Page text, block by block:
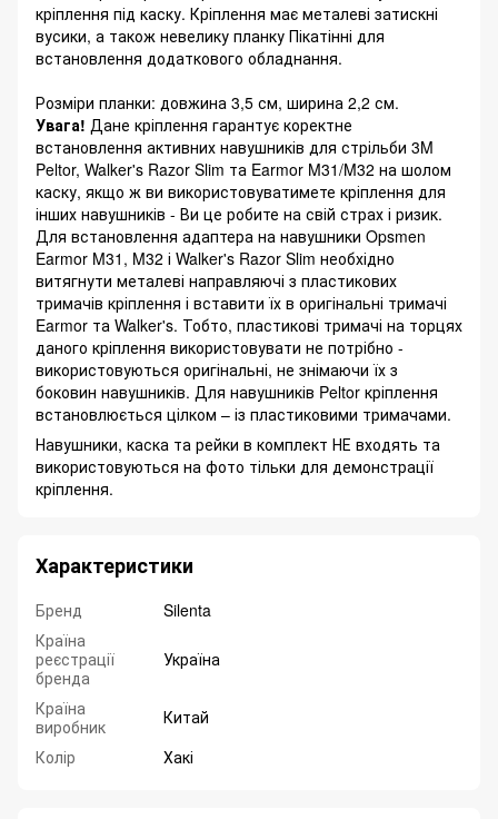
кріплення під каску. Кріплення має металеві затискні
вусики, а також невелику планку Пікатінні для
встановлення додаткового обладнання.
Розміри планки: довжина 3,5 см, ширина 2,2 см.
Увага! Дане кріплення гарантує коректне
встановлення активних навушників для стрільби 3M
Peltor, Walker's Razor Slim та Earmor M31/M32 на шолом
каску, якщо ж ви використовуватимете кріплення для
інших навушників - Ви це робите на свій страх і ризик.
Для встановлення адаптера на навушники Opsmen
Earmor M31, M32 і Walker's Razor Slim необхідно
витягнути металеві направляючі з пластикових
тримачів кріплення і вставити їх в оригінальні тримачі
Earmor та Walker's. Тобто, пластикові тримачі на торцях
даного кріплення використовувати не потрібно -
використовуються оригінальні, не знімаючи їх з
боковин навушників. Для навушників Peltor кріплення
встановлюється цілком – із пластиковими тримачами.
Навушники, каска та рейки в комплект НЕ входять та
використовуються на фото тільки для демонстрації
кріплення.
Характеристики
Бренд
Silenta
Країна
реєстрації
бренда
Україна
Країна
виробник
Китай
Колір
Хакі